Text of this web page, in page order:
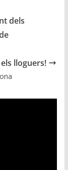
dels
lloguers!